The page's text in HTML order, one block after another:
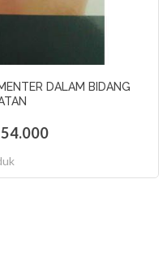
DALAM BIDANG
54.000